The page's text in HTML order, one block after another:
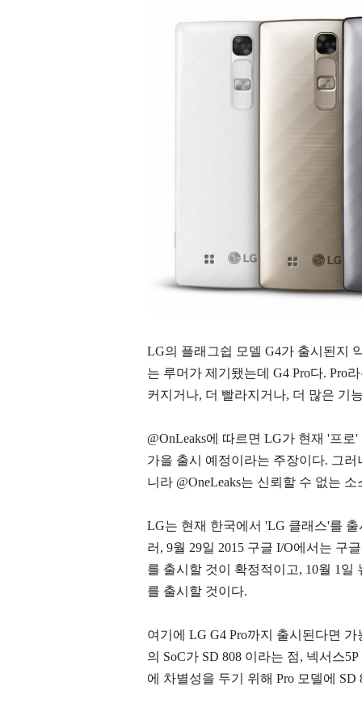
LG의 플래그쉽 모델 G4가 출시된지
는 루머가 제기됐는데 G4 Pro다. Pro
커지거나, 더 빨라지거나, 더 많은 기
@OnLeaks에 따르면 LG가 현재 '프
가을 출시 예정이라는 주장이다. 그
니라 @OneLeaks는 신뢰할 수 없는
LG는 현재 한국에서 'LG 클래스'를
러, 9월 29일 2015 구글 I/O에서는 구
를 출시할 것이 확정적이고, 10월 1
를 출시할 것이다.
여기에 LG G4 Pro까지 출시된다면
의 SoC가 SD 808 이라는 점, 넥서스
에 차별성을 두기 위해 Pro 모델에